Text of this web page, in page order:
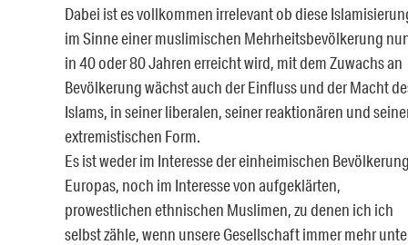
Dabei ist es vollkommen irrelevant ob diese
im Sinne einer muslimischen Mehrheitsbevölkerung
in 40 oder 80 Jahren erreicht wird, mit dem Zuwachs an
Bevölkerung wächst auch der Einfluss und der Macht
Islams, in seiner liberalen, seiner reaktionären und
extremistischen Form.
Es ist weder im Interesse der einheimischen
Europas, noch im Interesse von aufgeklärten,
prowestlichen ethnischen Muslimen, zu denen ich ich
selbst zähle, wenn unsere Gesellschaft immer mehr